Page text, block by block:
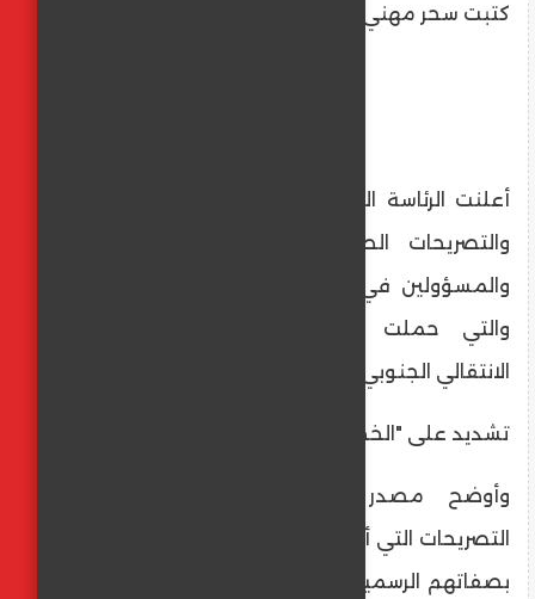
كتبت سحر مهني
​أعلنت الرئاسة اليمنية رفضها القاطع للبيانات
والتصريحات الصادرة عن عدد من الوزراء
والمسؤولين في الحكومة المعترف بها دولياً،
والتي حملت مضامين مؤيدة للمجلس
الانتقالي الجنوبي ومطالب الانفصال.
​تشديد على "الخطاب الرسمي"
​وأوضح مصدر مسؤول في الرئاسة أن
التصريحات التي أدلى بها بعض أعضاء الحكومة
بصفاتهم الرسمية لا تعبر عن الموقف الرسمي